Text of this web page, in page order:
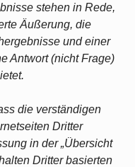
stehen in Rede,
Äußerung, die
und einer
Antwort (nicht Frage)
die verständigen
Dritter
in der „Übersicht
Dritter basierten